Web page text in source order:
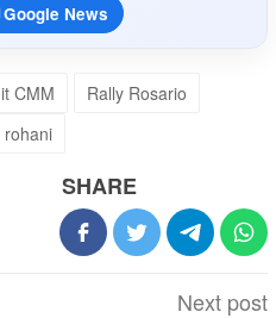
Google News
CMM
Rally Rosario
rohani
SHARE
Next post